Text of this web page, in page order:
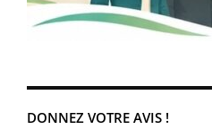
DONNEZ VOTRE AVIS !